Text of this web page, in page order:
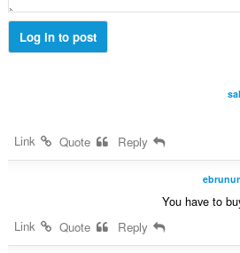
Log in to post
Link
You have to
Link